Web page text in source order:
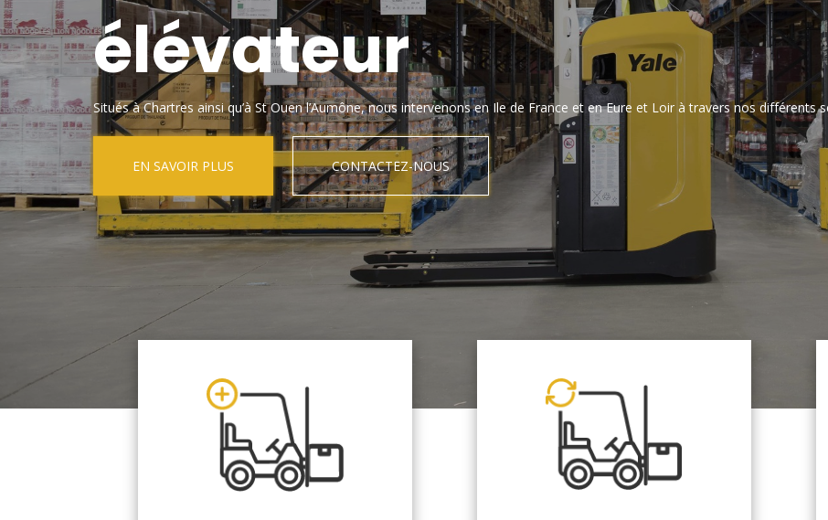
élévateur
Situés à Chartres ainsi qu’à St Ouen l’Aumône, nous intervenons en Ile de France et en Eure et Loir à travers nos différents
EN SAVOIR PLUS CONTACTEZ-NOUS